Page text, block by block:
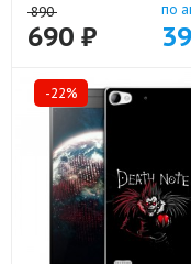
890
690 ₽
по
-22%